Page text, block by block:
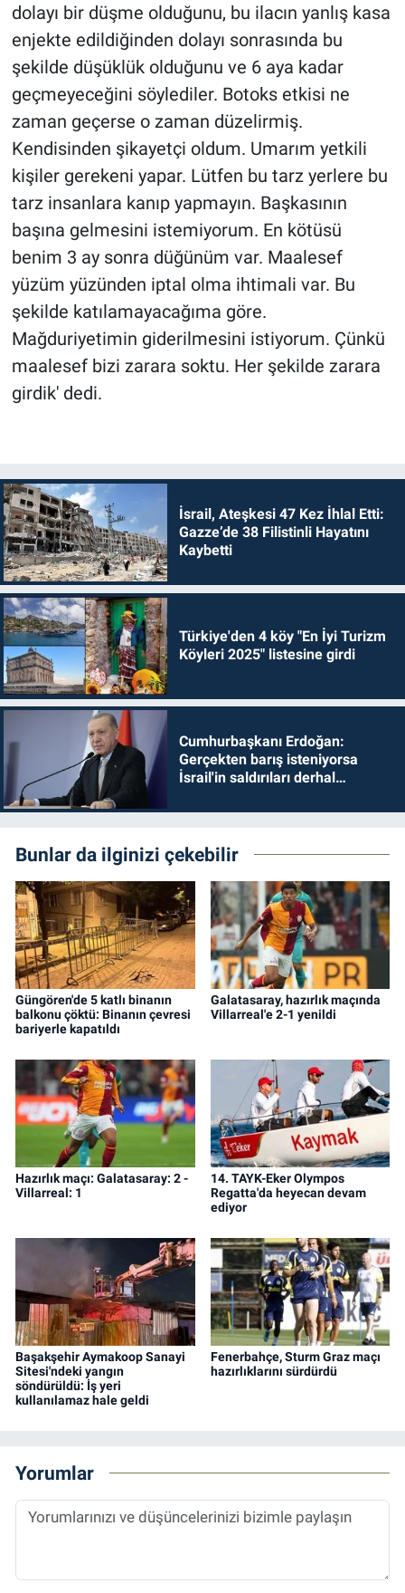
dolayı bir düşme olduğunu, bu ilacın yanlış kasa
enjekte edildiğinden dolayı sonrasında bu
şekilde düşüklük olduğunu ve 6 aya kadar
geçmeyeceğini söylediler. Botoks etkisi ne
zaman geçerse o zaman düzelirmiş.
Kendisinden şikayetçi oldum. Umarım yetkili
kişiler gerekeni yapar. Lütfen bu tarz yerlere bu
tarz insanlara kanıp yapmayın. Başkasının
başına gelmesini istemiyorum. En kötüsü
benim 3 ay sonra düğünüm var. Maalesef
yüzüm yüzünden iptal olma ihtimali var. Bu
şekilde katılamayacağıma göre.
Mağduriyetimin giderilmesini istiyorum. Çünkü
maalesef bizi zarara soktu. Her şekilde zarara
girdik' dedi.
İsrail, Ateşkesi 47 Kez İhlal Etti:
Gazze’de 38 Filistinli Hayatını
Kaybetti
Türkiye'den 4 köy "En İyi Turizm
Köyleri 2025" listesine girdi
Cumhurbaşkanı Erdoğan:
Gerçekten barış isteniyorsa
İsrail'in saldırıları derhal
Bunlar da ilginizi çekebilir
Güngören'de 5 katlı binanın
balkonu çöktü: Binanın çevresi
bariyerle kapatıldı
Galatasaray, hazırlık maçında
Villarreal'e 2-1 yenildi
Hazırlık maçı: Galatasaray: 2 -
Villarreal: 1
14. TAYK-Eker Olympos
Regatta'da heyecan devam
ediyor
Başakşehir Aymakoop Sanayi
Sitesi'ndeki yangın
söndürüldü: İş yeri
kullanılamaz hale geldi
Fenerbahçe, Sturm Graz maçı
hazırlıklarını sürdürdü
Yorumlar